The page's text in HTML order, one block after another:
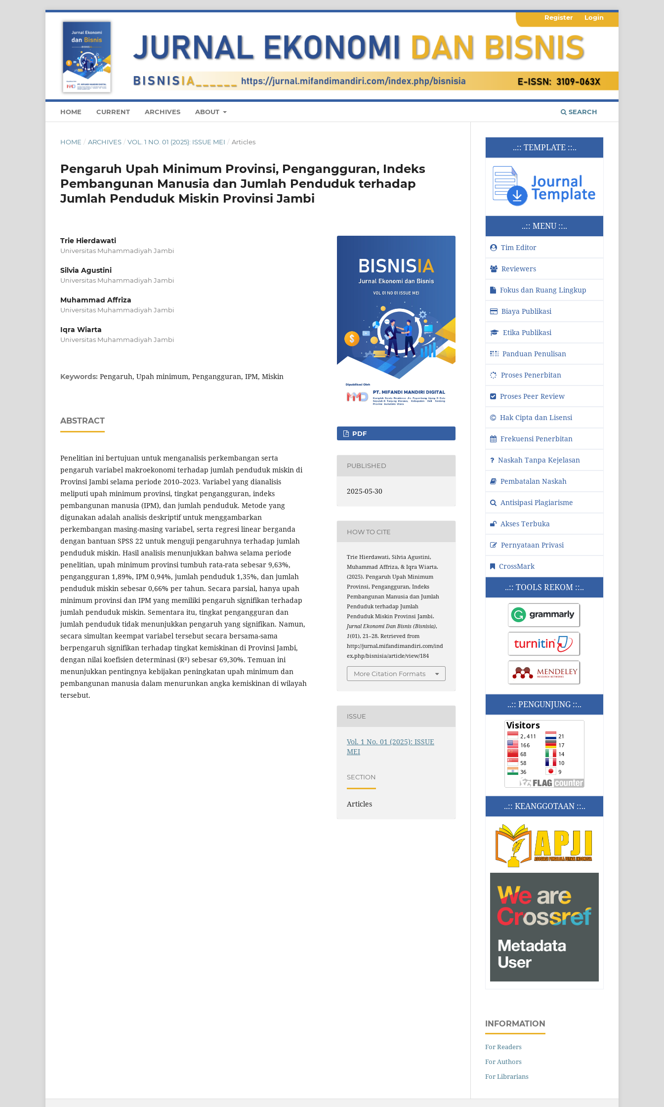
HOME CURRENT ARCHIVES ABOUT SEARCH
Register Login
HOME / ARCHIVES / VOL. 1 NO. 01 (2025): ISSUE MEI / Articles
Pengaruh Upah Minimum Provinsi, Pengangguran, Indeks
Pembangunan Manusia dan Jumlah Penduduk terhadap
Jumlah Penduduk Miskin Provinsi Jambi
Trie Hierdawati
Universitas Muhammadiyah Jambi
Silvia Agustini
Universitas Muhammadiyah Jambi
Muhammad Affriza
Universitas Muhammadiyah Jambi
Iqra Wiarta
Universitas Muhammadiyah Jambi
Keywords: Pengaruh, Upah minimum, Pengangguran, IPM, Miskin
ABSTRACT
Penelitian ini bertujuan untuk menganalisis perkembangan serta
pengaruh variabel makroekonomi terhadap jumlah penduduk miskin di
Provinsi Jambi selama periode 2010–2023. Variabel yang dianalisis
meliputi upah minimum provinsi, tingkat pengangguran, indeks
pembangunan manusia (IPM), dan jumlah penduduk. Metode yang
digunakan adalah analisis deskriptif untuk menggambarkan
perkembangan masing-masing variabel, serta regresi linear berganda
dengan bantuan SPSS 22 untuk menguji pengaruhnya terhadap jumlah
penduduk miskin. Hasil analisis menunjukkan bahwa selama periode
penelitian, upah minimum provinsi tumbuh rata-rata sebesar 9,63%,
pengangguran 1,89%, IPM 0,94%, jumlah penduduk 1,35%, dan jumlah
penduduk miskin sebesar 0,66% per tahun. Secara parsial, hanya upah
minimum provinsi dan IPM yang memiliki pengaruh signifikan terhadap
jumlah penduduk miskin. Sementara itu, tingkat pengangguran dan
jumlah penduduk tidak menunjukkan pengaruh yang signifikan. Namun,
secara simultan keempat variabel tersebut secara bersama-sama
berpengaruh signifikan terhadap tingkat kemiskinan di Provinsi Jambi,
dengan nilai koefisien determinasi (R²) sebesar 69,30%. Temuan ini
menunjukkan pentingnya kebijakan peningkatan upah minimum dan
pembangunan manusia dalam menurunkan angka kemiskinan di wilayah
tersebut.
PDF
PUBLISHED
2025-05-30
HOW TO CITE
Trie Hierdawati, Silvia Agustini,
Muhammad Affriza, & Iqra Wiarta.
(2025). Pengaruh Upah Minimum
Provinsi, Pengangguran, Indeks
Pembangunan Manusia dan Jumlah
Penduduk terhadap Jumlah
Penduduk Miskin Provinsi Jambi.
Jurnal Ekonomi Dan Bisnis (Bisnisia),
1(01), 21–28. Retrieved from
http://jurnal.mifandimandiri.com/ind
ex.php/bisnisia/article/view/184
More Citation Formats
ISSUE
Vol. 1 No. 01 (2025): ISSUE
MEI
SECTION
Articles
..:: TEMPLATE ::..
..:: MENU ::..
Tim Editor
Reviewers
Fokus dan Ruang Lingkup
Biaya Publikasi
Etika Publikasi
Panduan Penulisan
Proses Penerbitan
Proses Peer Review
Hak Cipta dan Lisensi
Frekuensi Penerbitan
Naskah Tanpa Kejelasan
Pembatalan Naskah
Antisipasi Plagiarisme
Akses Terbuka
Pernyataan Privasi
CrossMark
..:: TOOLS REKOM ::..
..:: PENGUNJUNG ::..
..:: KEANGGOTAAN ::..
INFORMATION
For Readers
For Authors
For Librarians